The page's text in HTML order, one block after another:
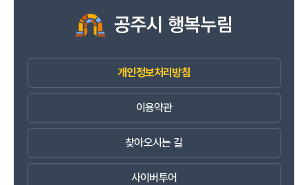
개인정보처리방침
이용약관
찾아오시는 길
사이버투어